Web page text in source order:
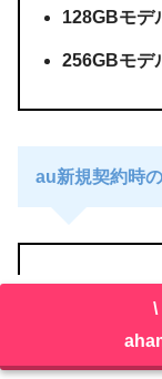
128GBモデ
256GBモデ
au新規契約時
256GBモ
\